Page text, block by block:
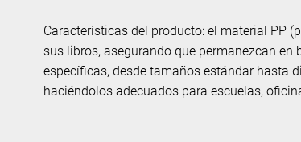
Características del producto: el material PP
sus libros, asegurando que permanezcan
específicas, desde tamaños estándar hasta
haciéndolos adecuados para escuelas,